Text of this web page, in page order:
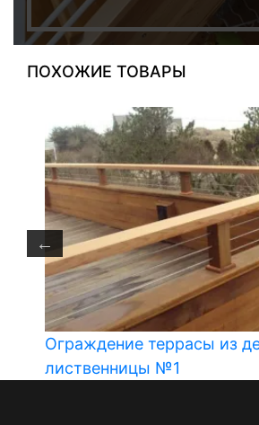
ПОХОЖИЕ ТОВАРЫ
Ограждение террасы из
лиственницы №1